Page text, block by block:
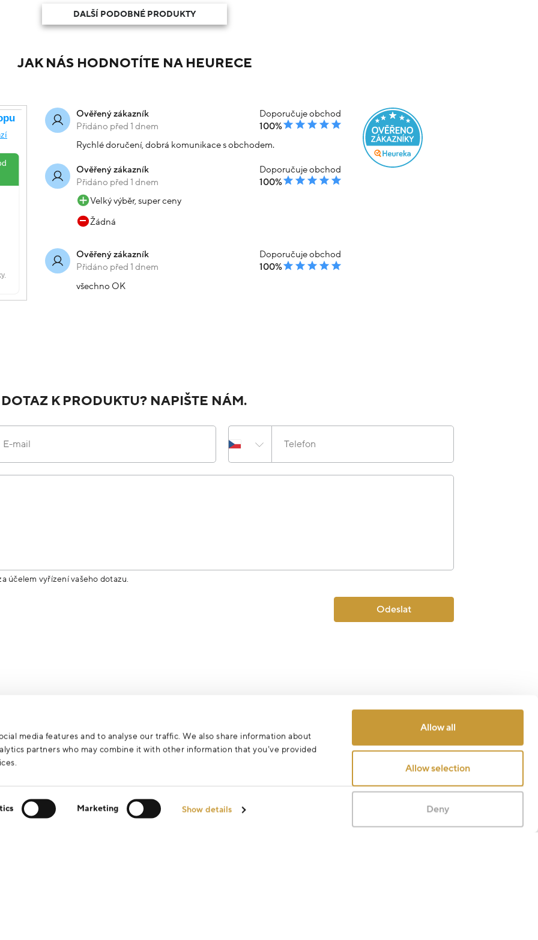
media features and to analyse our traffic. We also share information about
partners who may combine it with other information that you’ve provided
Marketing Show details
Allow all
Allow selection
Deny
DALŠÍ PODOBNÉ PRODUKTY
JAK NÁS HODNOTÍTE NA HEURECE
Ověřený zákazník
Přidáno před 1 dnem
Doporučuje obchod
100%
Rychlé doručení, dobrá komunikace s obchodem.
Ověřený zákazník
Přidáno před 1 dnem
Doporučuje obchod
100%
Velký výběr, super ceny
Žádná
Ověřený zákazník
Přidáno před 1 dnem
Doporučuje obchod
100%
všechno OK
K PRODUKTU? NAPIŠTE NÁM.
E-mail Telefon
účelem vyřízení vašeho dotazu.
Odeslat